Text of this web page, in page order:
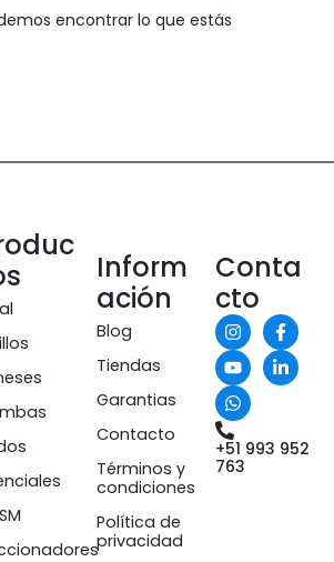
encontrar lo que estás
Inform
ación
Blog
Tiendas
Garantias
Contacto
Términos y
condiciones
Política de
privacidad
Conta
cto
+51 993 952
763